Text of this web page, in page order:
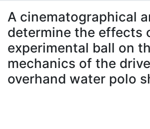
À propos
A cinematographical
determine the effects
experimental ball on
mechanics of the
overhand water polo